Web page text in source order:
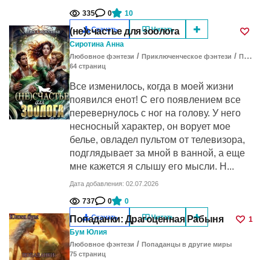
335 0 10
Скачать Читать
(не)счастье для зоолога
Сиротина Анна
Любовное фэнтези / Приключенческое фэнтези / Попаданцы в другие миры
64 cтраниц
Все изменилось, когда в моей жизни
появился енот! С его появлением все
перевернулось с ног на голову. У него
несносный характер, он ворует мое
белье, овладел пультом от телевизора,
подглядывает за мной в ванной, а еще
мне кажется я слышу его мысли. Н...
Дата добавления: 02.07.2026
737 0 0
Скачать Читать
Попаданки: Драгоценная Рабыня
1
Бум Юлия
Любовное фэнтези / Попаданцы в другие миры
75 cтраниц